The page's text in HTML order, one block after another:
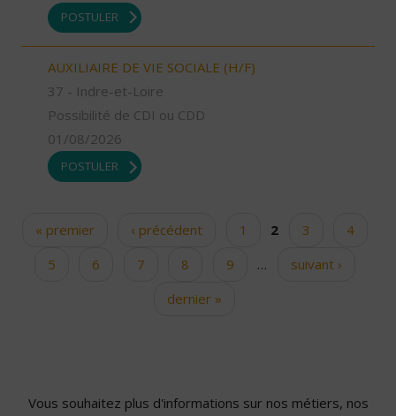
POSTULER
AUXILIAIRE DE VIE SOCIALE (H/F)
37 - Indre-et-Loire
Possibilité de CDI ou CDD
01/08/2026
POSTULER
Pages« premier ‹ précédent 1 2 3
4
5
6 7 8 9 …
suivant ›
dernier »
Vous souhaitez plus d'informations sur nos métiers, nos